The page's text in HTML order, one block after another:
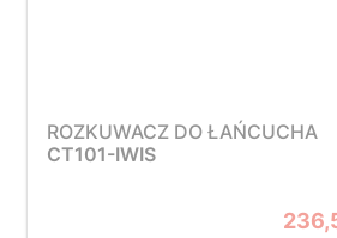
ROZKUWACZ DO ŁAŃCUCHA
CT101-IWIS